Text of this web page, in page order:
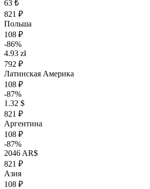
63 ₺
821 ₽
Польша
108 ₽
-86%
4.93 zł
792 ₽
Латинская Америка
108 ₽
-87%
1.32 $
821 ₽
Аргентина
108 ₽
-87%
2046 AR$
821 ₽
Азия
108 ₽